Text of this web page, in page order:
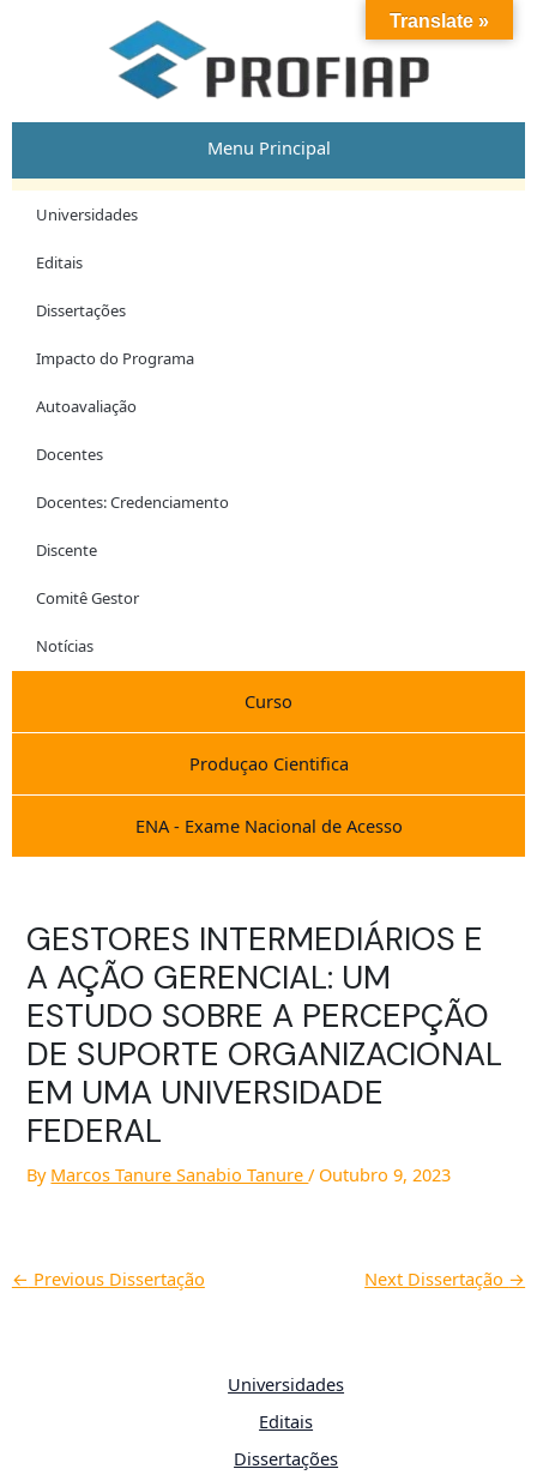
Menu Principal
Curso
Produçao Cientifica
ENA - Exame Nacional de Acesso
Universidades
Editais
Dissertações
Impacto do Programa
Autoavaliação
Docentes
Docentes: Credenciamento
Discente
Comitê Gestor
Notícias
GESTORES INTERMEDIÁRIOS E
A AÇÃO GERENCIAL: UM
ESTUDO SOBRE A PERCEPÇÃO
DE SUPORTE ORGANIZACIONAL
EM UMA UNIVERSIDADE
FEDERAL
By Marcos Tanure Sanabio Tanure/ Outubro 9, 2023
← Previous Dissertação Next Dissertação →
Universidades
Editais
Dissertações
Translate »